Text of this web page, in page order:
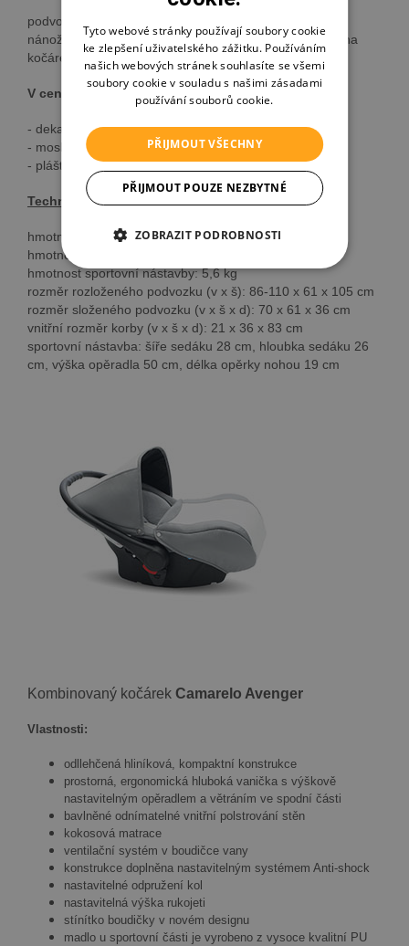
podvozek s velkým košíkem, hluboká korba s boudou a
nánožníkem, sportovní nástavba s nánožníkem, taška na
kočárek
V ceně kočárku je bonusová výbava:
- deka do kočárku
- moskytiéra
- pláštěnka
Technická data kočárku Roan Coss
hmotnost konstrukce: 9,4 kg
hmotnost hluboké vaničky: 4,9 kg
hmotnost sportovní nástavby: 5,6 kg
rozměr rozloženého podvozku (v x š): 86-110 x 61 x 105 cm
rozměr složeného podvozku (v x š x d): 70 x 61 x 36 cm
vnitřní rozměr korby (v x š x d): 21 x 36 x 83 cm
sportovní nástavba: šíře sedáku 28 cm, hloubka sedáku 26
cm, výška opěradla 50 cm, délka opěrky nohou 19 cm
Kombinovaný kočárek Camarelo Avenger
Vlastnosti:
odllehčená hliníková, kompaktní konstrukce
prostorná, ergonomická hluboká vanička s výškově
nastavitelným opěradlem a větráním ve spodní části
bavlněné odnímatelné vnitřní polstrování stěn
kokosová matrace
ventilační systém v boudičce vany
konstrukce doplněna nastavitelným systémem Anti-shock
nastavitelné odpružení kol
nastavitelná výška rukojeti
stínítko boudičky v novém designu
madlo u sportovní části je vyrobeno z vysoce kvalitní PU
Tyto webové stránky používají soubory cookie
ke zlepšení uživatelského zážitku. Používáním
našich webových stránek souhlasíte se všemi
soubory cookie v souladu s našimi zásadami
používání souborů cookie.
PŘIJMOUT VŠECHNY
PŘIJMOUT POUZE NEZBYTNÉ
ZOBRAZIT PODROBNOSTI